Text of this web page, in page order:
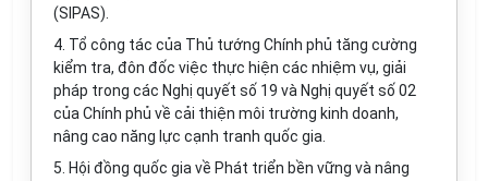
(SIPAS).
4. Tổ công tác của Thủ tướng Chính phủ tăng cường
kiểm tra, đôn đốc việc thực hiện các nhiệm vụ, giải
pháp trong các Nghị quyết số 19 và Nghị quyết số 02
của Chính phủ về cải thiện môi trường kinh doanh,
nâng cao năng lực cạnh tranh quốc gia.
5. Hội đồng quốc gia về Phát triển bền vững và nâng